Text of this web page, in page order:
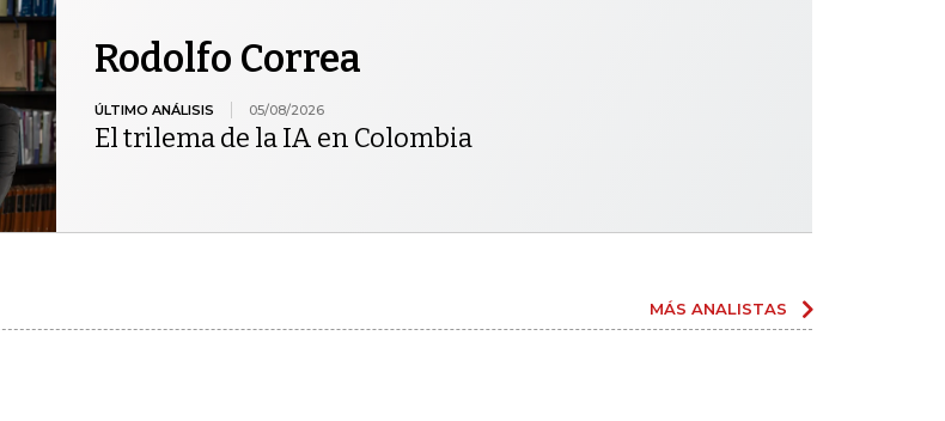
Rodolfo Correa
ÚLTIMO ANÁLISIS 05/08/2026
El trilema de la IA en Colombia
MÁS ANALISTAS